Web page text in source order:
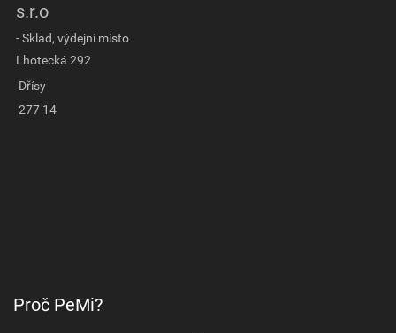
s.r.o
- Sklad, výdejní místo
Lhotecká 292
Dřísy
277 14
Proč PeMi?